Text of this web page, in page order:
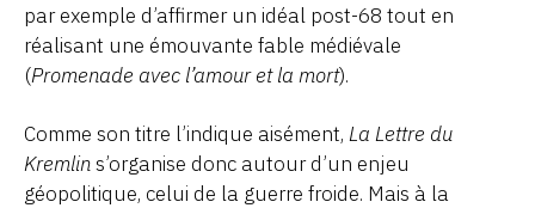
par exemple d’affirmer un idéal post-68 tout en
réalisant une émouvante fable médiévale
(Promenade avec l’amour et la mort).
Comme son titre l’indique aisément, La Lettre du
Kremlins’organise donc autour d’un enjeu
géopolitique, celui de la guerre froide. Mais à la